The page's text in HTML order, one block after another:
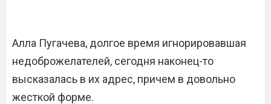
Алла Пугачева, долгое время игнорировавшая
недоброжелателей, сегодня наконец-то
высказалась в их адрес, причем в довольно
жесткой форме.